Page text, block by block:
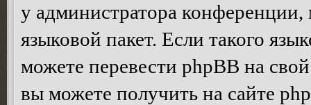
у администратора
языковой пакет. Если такого
можете перевести phpBB на
вы можете получить на сайте